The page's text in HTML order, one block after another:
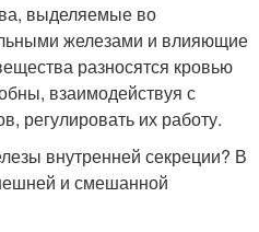
выделяемые во
железами и влияющие
разносятся кровью
взаимодействуя с
регулировать их работу.
внутренней секреции? В
и смешанной